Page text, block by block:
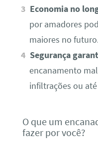
Economia no
por amadores
maiores no
Segurança
encanamento
infiltrações ou
O que um
fazer por você?